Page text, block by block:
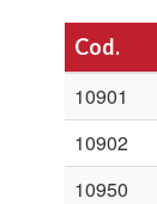
Cod.
10901
10902
10950